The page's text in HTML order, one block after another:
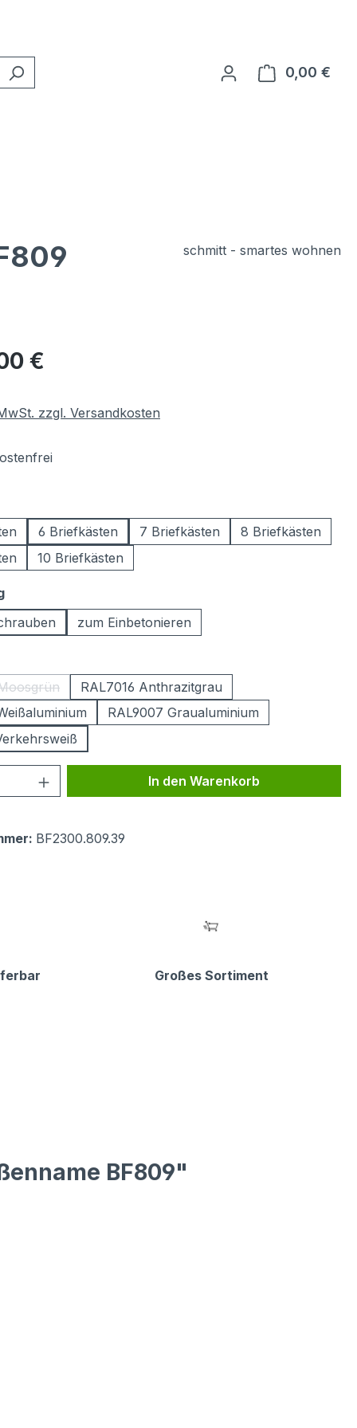
0,00 €
schmitt - smartes wohnen
€
zzgl. Versandkosten
6 Briefkästen 7 Briefkästen
8 Briefkästen
10 Briefkästen
auswählen
zum Einbetonieren
Option ist zurzeit nicht verfügbar.)
RAL7016 Anthrazitgrau
RAL9007 Graualuminium
Anzahl: Gib den gewünschten Wert
In den Warenkorb
BF2300.809.39
Großes Sortiment
BF809"